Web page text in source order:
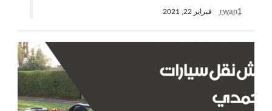
rwan1 فبراير 22, 2021